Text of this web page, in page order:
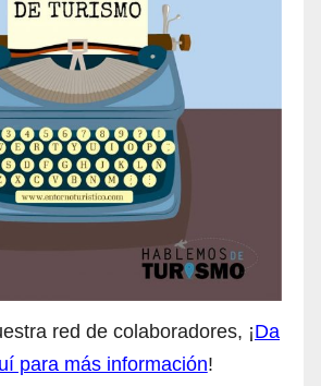
red de colaboradores, ¡Da
para más información!